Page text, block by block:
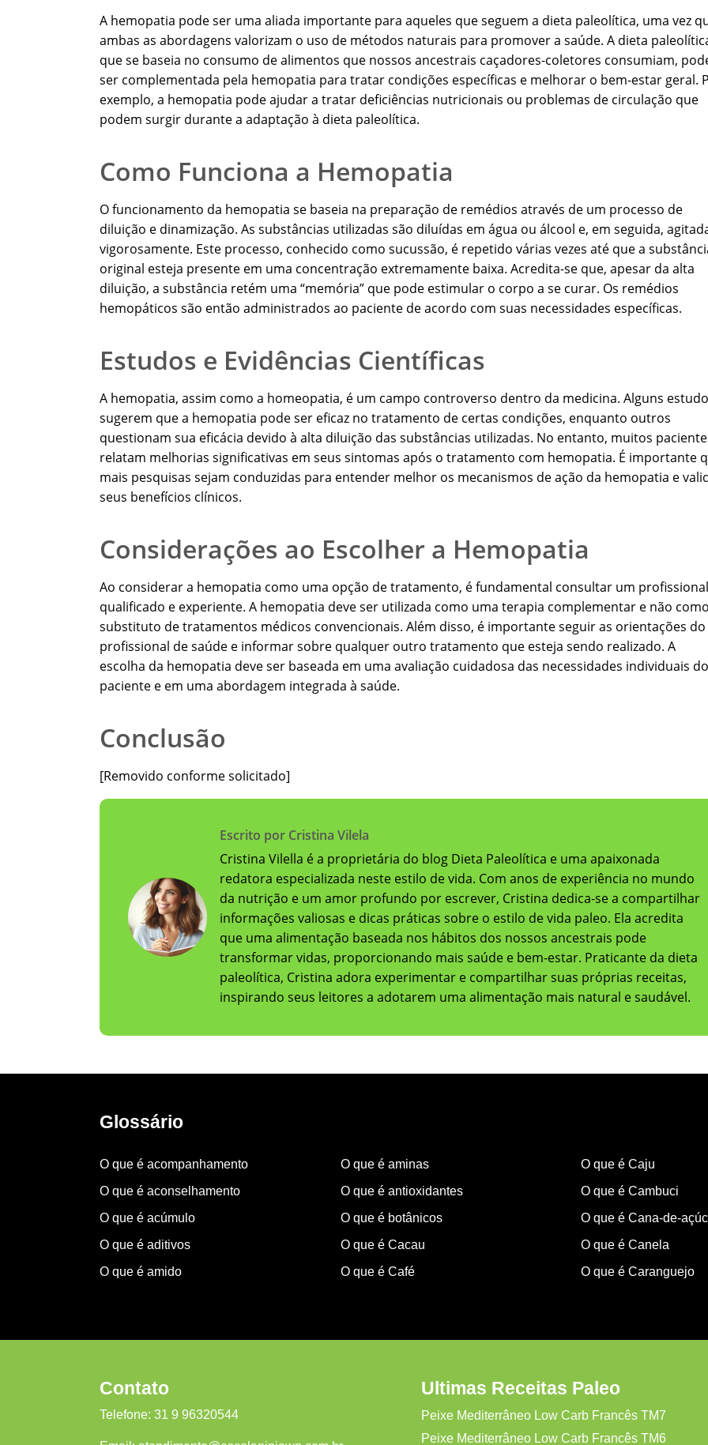
A hemopatia pode ser uma aliada importante para aqueles que seguem a dieta paleolítica, uma vez
ambas as abordagens valorizam o uso de métodos naturais para promover a saúde. A dieta
que se baseia no consumo de alimentos que nossos ancestrais caçadores-coletores consumiam,
ser complementada pela hemopatia para tratar condições específicas e melhorar o bem-estar geral.
exemplo, a hemopatia pode ajudar a tratar deficiências nutricionais ou problemas de circulação que
podem surgir durante a adaptação à dieta paleolítica.
Como Funciona a Hemopatia
O funcionamento da hemopatia se baseia na preparação de remédios através de um processo de
diluição e dinamização. As substâncias utilizadas são diluídas em água ou álcool e, em seguida,
vigorosamente. Este processo, conhecido como sucussão, é repetido várias vezes até que a
original esteja presente em uma concentração extremamente baixa. Acredita-se que, apesar da alta
diluição, a substância retém uma “memória” que pode estimular o corpo a se curar. Os remédios
hemopáticos são então administrados ao paciente de acordo com suas necessidades específicas.
Estudos e Evidências Científicas
A hemopatia, assim como a homeopatia, é um campo controverso dentro da medicina. Alguns
sugerem que a hemopatia pode ser eficaz no tratamento de certas condições, enquanto outros
questionam sua eficácia devido à alta diluição das substâncias utilizadas. No entanto, muitos
relatam melhorias significativas em seus sintomas após o tratamento com hemopatia. É importante
mais pesquisas sejam conduzidas para entender melhor os mecanismos de ação da hemopatia e
seus benefícios clínicos.
Considerações ao Escolher a Hemopatia
Ao considerar a hemopatia como uma opção de tratamento, é fundamental consultar um profissional
qualificado e experiente. A hemopatia deve ser utilizada como uma terapia complementar e não como
substituto de tratamentos médicos convencionais. Além disso, é importante seguir as orientações do
profissional de saúde e informar sobre qualquer outro tratamento que esteja sendo realizado. A
escolha da hemopatia deve ser baseada em uma avaliação cuidadosa das necessidades individuais do
paciente e em uma abordagem integrada à saúde.
Conclusão
[Removido conforme solicitado]
Escrito por Cristina Vilela
Cristina Vilella é a proprietária do blog Dieta Paleolítica e uma apaixonada
redatora especializada neste estilo de vida. Com anos de experiência no mundo
da nutrição e um amor profundo por escrever, Cristina dedica-se a compartilhar
informações valiosas e dicas práticas sobre o estilo de vida paleo. Ela acredita
que uma alimentação baseada nos hábitos dos nossos ancestrais pode
transformar vidas, proporcionando mais saúde e bem-estar. Praticante da dieta
paleolítica, Cristina adora experimentar e compartilhar suas próprias receitas,
inspirando seus leitores a adotarem uma alimentação mais natural e saudável.
Glossário
O que é acompanhamento
O que é aconselhamento
O que é acúmulo
O que é aditivos
O que é amido
O que é aminas
O que é antioxidantes
O que é botânicos
O que é Cacau
O que é Café
O que é Caju
O que é Cambuci
O que é Cana-de-
O que é Canela
O que é Caranguejo
Contato
Telefone: 31 9 96320544
Ultimas Receitas Paleo
Peixe Mediterrâneo Low Carb Francês TM7
Peixe Mediterrâneo Low Carb Francês TM6